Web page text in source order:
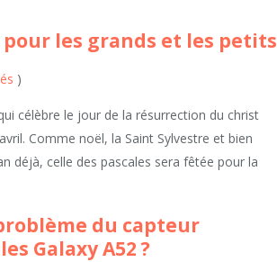
pour les grands et les petits
)
célèbre le jour de la résurrection du christ
Comme noël, la Saint Sylvestre et bien
déjà, celle des pascales sera fêtée pour la
du capteur
Galaxy A52 ?